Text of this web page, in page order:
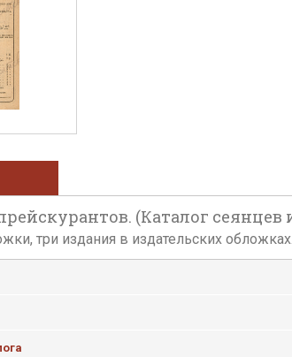
(Каталог сеянцев
три издания в издательских обложках.